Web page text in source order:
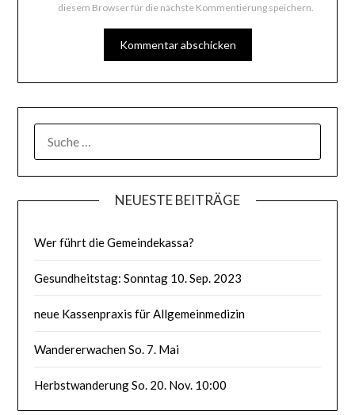
diesem Browser für die nächste Kommentierung speichern.
NACH:
NEUESTE BEITRÄGE
Wer führt die Gemeindekassa?
Gesundheitstag: Sonntag 10. Sep. 2023
neue Kassenpraxis für Allgemeinmedizin
Wandererwachen So. 7. Mai
Herbstwanderung So. 20. Nov. 10:00